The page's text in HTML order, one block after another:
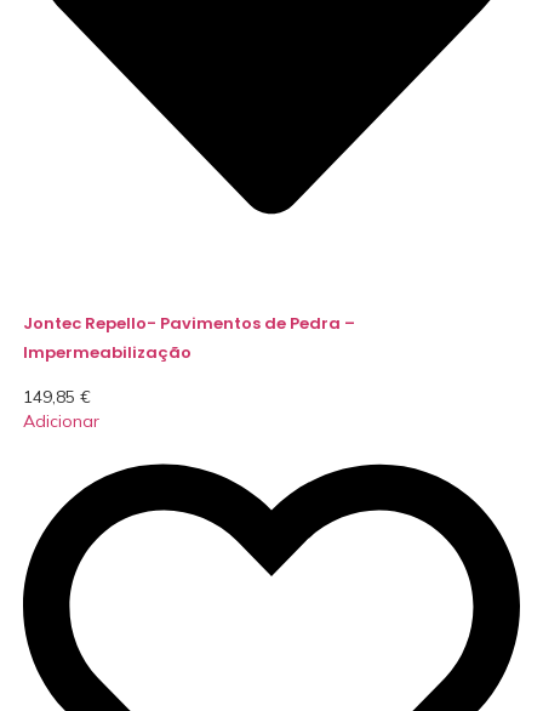
Jontec Repello- Pavimentos de Pedra –
Impermeabilização
149,85 €
Adicionar